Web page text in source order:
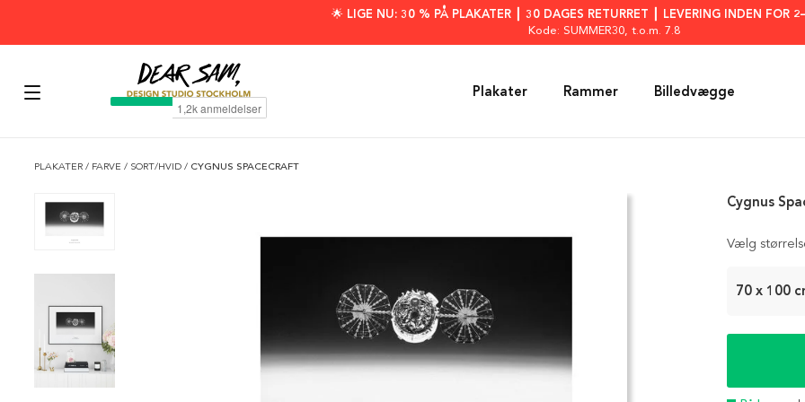
🌟 LIGE NU: 30 % PÅ PLAKATER ┃ 30 DAGES RETURRET ┃ LEVERING INDEN FOR
Kode: SUMMER30, t.o.m. 7.8
Plakater Rammer Billedvægge
PLAKATER / FARVE / SORT/HVID / CYGNUS SPACECRAFT
Vælg
70 x 100
Cygnus